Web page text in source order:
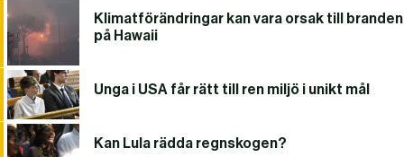
Klimatförändringar kan vara orsak till branden
på Hawaii
Unga i USA får rätt till ren miljö i unikt mål
Kan Lula rädda regnskogen?